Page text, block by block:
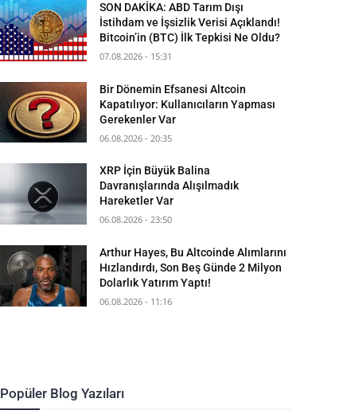
SON DAKİKA: ABD Tarım Dışı
İstihdam ve İşsizlik Verisi Açıklandı!
Bitcoin’in (BTC) İlk Tepkisi Ne Oldu?
07.08.2026 - 15:31
Bir Dönemin Efsanesi Altcoin
Kapatılıyor: Kullanıcıların Yapması
Gerekenler Var
06.08.2026 - 20:35
XRP İçin Büyük Balina
Davranışlarında Alışılmadık
Hareketler Var
06.08.2026 - 23:50
Arthur Hayes, Bu Altcoinde Alımlarını
Hızlandırdı, Son Beş Günde 2 Milyon
Dolarlık Yatırım Yaptı!
06.08.2026 - 11:16
Popüler Blog Yazıları